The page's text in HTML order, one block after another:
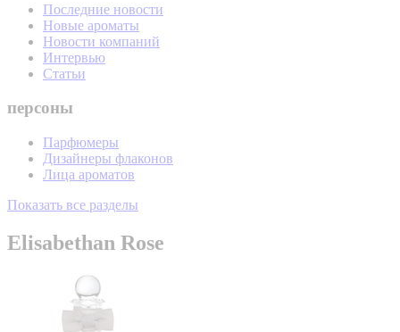
Последние новости
Новые ароматы
Новости компаний
Интервью
Статьи
персоны
Парфюмеры
Дизайнеры флаконов
Лица ароматов
Показать все разделы
Elisabethan Rose